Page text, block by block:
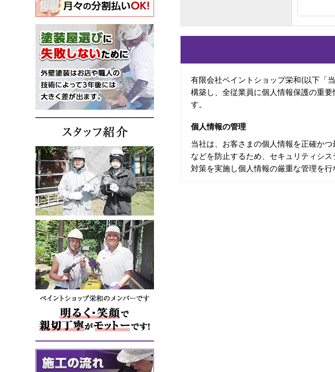
有限会社ペイントショップ栄和(以下「
構築し、全従業員に個人情報保護の重
す。
個人情報の管理
当社は、お客さまの個人情報を正確か
などを防止するため、セキュリティシ
対策を実施し個人情報の厳重な管理を行